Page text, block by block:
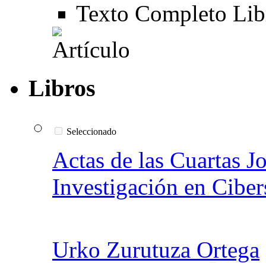
Texto Completo
Libros
Seleccionado
Actas de las Cuartas
Investigación en
Urko Zurutuza Ortega